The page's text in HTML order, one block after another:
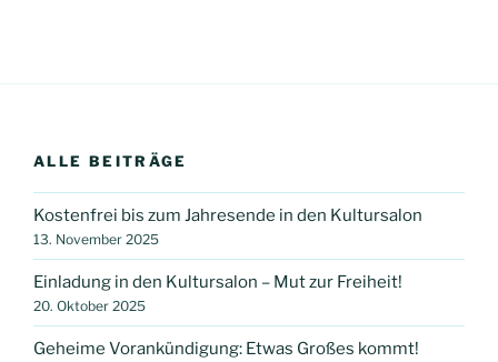
ALLE BEITRÄGE
Kostenfrei bis zum Jahresende in den Kultursalon
13. November 2025
Einladung in den Kultursalon – Mut zur Freiheit!
20. Oktober 2025
Geheime Vorankündigung: Etwas Großes kommt!